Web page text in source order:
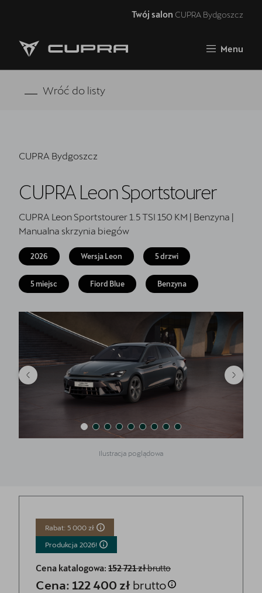
Twój salon CUPRA Bydgoszcz
Menu
Strona główna
Samochody dostępne od ręki
Jazda próbna CUPRĄ
CUPRA For Business
Akcesoria CUPRA
Finansowanie
5 lat gwarancji
Serwis
Oryginalne części zamienne
Kontakt
Wróć do listy
CUPRA Bydgoszcz
CUPRA Leon Sportstourer
CUPRA Leon Sportstourer 1.5 TSI 150 KM | Benzyna |
Manualna skrzynia biegów
2026 Wersja Leon 5 drzwi
5 miejsc Fiord Blue Benzyna
Ilustracja poglądowa
Rabat: 5 000 zł
Produkcja 2026!
Cena katalogowa: 152 721 złbrutto
Cena: 122 400 zł brutto